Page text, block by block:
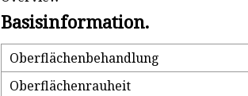
Basisinformation.
Oberflächenbehandlung
Oberflächenrauheit